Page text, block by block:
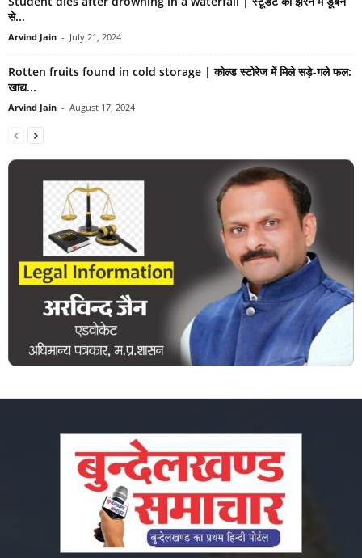
से...
Arvind Jain - July 21, 2024
Rotten fruits found in cold storage | कोल्ड स्टोरेज में मिले सड़े-गले फल:
खाद्य...
Arvind Jain - August 17, 2024